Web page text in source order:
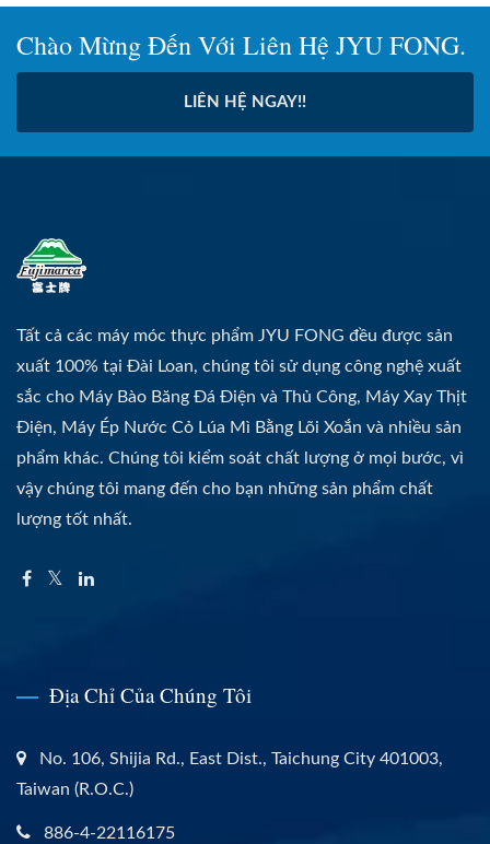
Chào Mừng Đến Với Liên Hệ JYU FONG.
LIÊN HỆ NGAY!!
Tất cả các máy móc thực phẩm JYU FONG đều được sản
xuất 100% tại Đài Loan, chúng tôi sử dụng công nghệ xuất
sắc cho Máy Bào Băng Đá Điện và Thủ Công, Máy Xay Thịt
Điện, Máy Ép Nước Cỏ Lúa Mì Bằng Lõi Xoắn và nhiều sản
phẩm khác. Chúng tôi kiểm soát chất lượng ở mọi bước, vì
vậy chúng tôi mang đến cho bạn những sản phẩm chất
lượng tốt nhất.
Địa Chỉ Của Chúng Tôi
No. 106, Shijia Rd., East Dist., Taichung City 401003,
Taiwan (R.O.C.)
886-4-22116175